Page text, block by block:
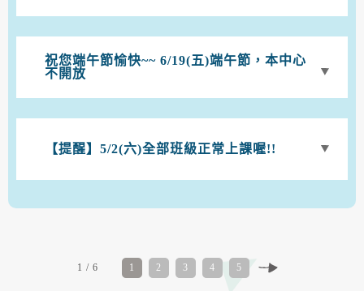
祝您端午節愉快~~ 6/19(五)端午節，本中心
不開放
【提醒】5/2(六)全部班級正常上課喔!!
1 / 6 1 2 3 4 5